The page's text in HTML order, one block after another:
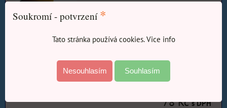
Zámek visací voděvzdorný 40 mm.
Skladem
78 Kčs DPH
Soukromí - potvrzení *
Tato stránka používá cookies. Vice info
Nesouhlasím Souhlasím